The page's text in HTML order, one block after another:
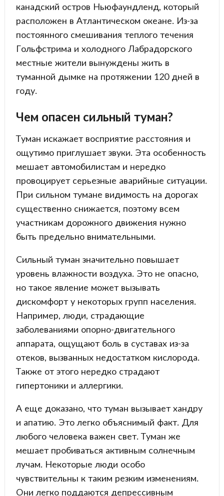
канадский остров Ньюфаундленд, который
расположен в Атлантическом океане. Из-за
постоянного смешивания теплого течения
Гольфстрима и холодного Лабрадорского
местные жители вынуждены жить в
туманной дымке на протяжении 120 дней в
году.
Чем опасен сильный туман?
Туман искажает восприятие расстояния и
ощутимо приглушает звуки. Эта особенность
мешает автомобилистам и нередко
провоцирует серьезные аварийные ситуации.
При сильном тумане видимость на дорогах
существенно снижается, поэтому всем
участникам дорожного движения нужно
быть предельно внимательными.
Сильный туман значительно повышает
уровень влажности воздуха. Это не опасно,
но такое явление может вызывать
дискомфорт у некоторых групп населения.
Например, люди, страдающие
заболеваниями опорно-двигательного
аппарата, ощущают боль в суставах из-за
отеков, вызванных недостатком кислорода.
Также от этого нередко страдают
гипертоники и аллергики.
А еще доказано, что туман вызывает хандру
и апатию. Это легко объяснимый факт. Для
любого человека важен свет. Туман же
мешает пробиваться активным солнечным
лучам. Некоторые люди особо
чувствительны к таким резким изменениям.
Они легко поддаются депрессивным